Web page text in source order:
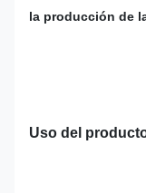
la producción de
Uso del